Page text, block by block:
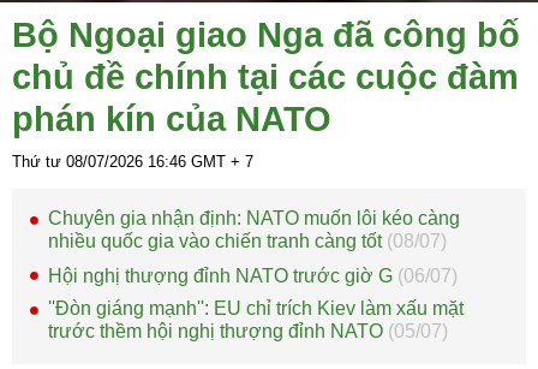
Bộ Ngoại giao Nga đã công bố
chủ đề chính tại các cuộc đàm
phán kín của NATO
Thứ tư 08/07/2026 16:46 GMT + 7
Chuyên gia nhận định: NATO muốn lôi kéo càng
nhiều quốc gia vào chiến tranh càng tốt (08/07)
Hội nghị thượng đỉnh NATO trước giờ G (06/07)
''Đòn giáng mạnh'': EU chỉ trích Kiev làm xấu mặt
trước thềm hội nghị thượng đỉnh NATO (05/07)